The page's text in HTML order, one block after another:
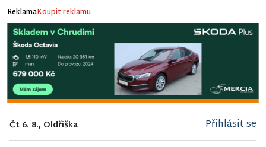
ReklamaKoupit reklamu
Čt 6. 8., Oldřiška Přihlásit se